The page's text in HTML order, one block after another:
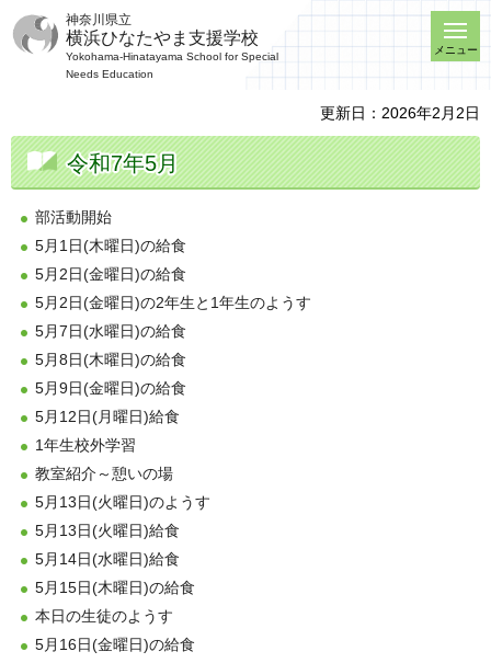
神奈川県立
横浜ひなたやま支援学校
Yokohama-Hinatayama School for Special
Needs Education
メニュー
更新日：2026年2月2日
令和7年5月
部活動開始
5月1日(木曜日)の給食
5月2日(金曜日)の給食
5月2日(金曜日)の2年生と1年生のようす
5月7日(水曜日)の給食
5月8日(木曜日)の給食
5月9日(金曜日)の給食
5月12日(月曜日)給食
1年生校外学習
教室紹介～憩いの場
5月13日(火曜日)のようす
5月13日(火曜日)給食
5月14日(水曜日)給食
5月15日(木曜日)の給食
本日の生徒のようす
5月16日(金曜日)の給食